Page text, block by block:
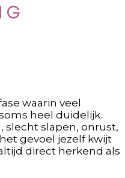
waarin veel
heel duidelijk.
slecht slapen, onrust,
gevoel jezelf kwijt
direct herkend als